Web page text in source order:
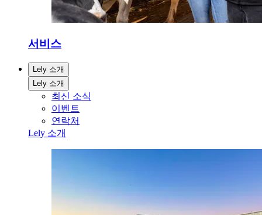
서비스
Lely 소개
Lely 소개
최신 소식
이벤트
연락처
Lely 소개